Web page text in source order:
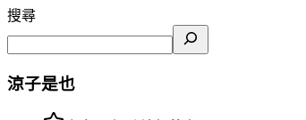
搜尋
涼子是也